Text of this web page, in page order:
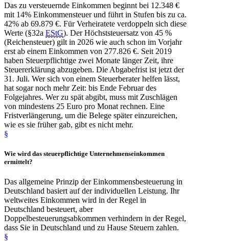
Das zu versteuernde Einkommen beginnt bei 12.348 €
mit 14% Einkommensteuer und führt in Stufen bis zu ca.
42% ab 69.879 €. Für Verheiratete verdoppeln sich diese
Werte (§32a EStG). Der Höchststeuersatz von 45 %
(Reichen­steuer) gilt in 2026 wie auch schon im Vorjahr
erst ab einem Einkommen von 277.826 €. Seit 2019
haben Steuerpflichtige zwei Monate länger Zeit, ihre
Steuererklärung abzugeben. Die Abgabefrist ist jetzt der
31. Juli. Wer sich von einem Steuerberater helfen lässt,
hat sogar noch mehr Zeit: bis Ende Februar des
Folgejahres. Wer zu spät abgibt, muss mit Zuschlägen
von mindestens 25 Euro pro Monat rechnen. Eine
Fristverlängerung, um die Belege später einzureichen,
wie es sie früher gab, gibt es nicht mehr.
§
Wie wird das steuerpflichtige Unternehmenseinkommen
ermittelt?
Das allgemeine Prinzip der Einkommensbesteuerung in
Deutschland basiert auf der individuellen Leistung. Ihr
weltweites Einkommen wird in der Regel in
Deutschland besteuert, aber
Doppelbesteuerungsabkommen verhindern in der Regel,
dass Sie in Deutschland und zu Hause Steuern zahlen.
§